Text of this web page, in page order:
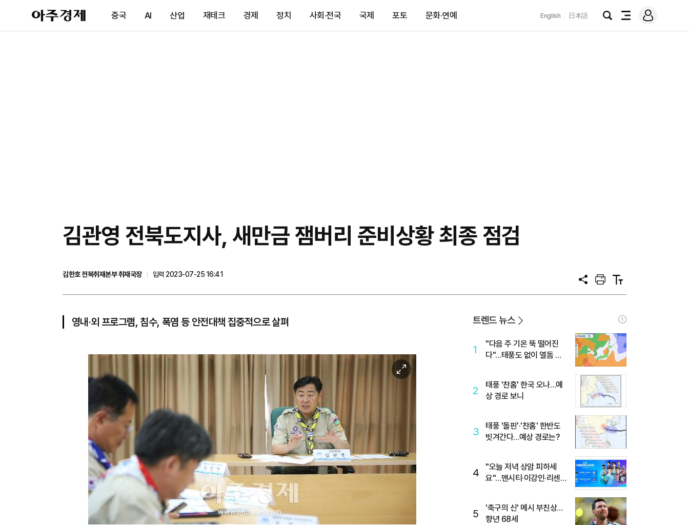
아
주
제
중국 AI 산업 재테크 경제 정치 사회·전국 국제 포토 문화·연예 English 日本語
검
전
메
그
김관영 전북도지사, 새만금 잼버리 준비상황 최종 점검
김한호 전북취재본부 취재국장
입력 2023-07-25 16:41
공
프
트
텍
트
영내‧외 프로그램, 침수, 폭염 등 안전대책 집중적으로 살펴
이
미
트렌드 뉴스
1
"다음 주 기온 뚝 떨어진
다"…태풍도 없이 열돔 박
2
태풍 '찬홈' 한국 오나…예
상 경로 보니
3
태풍 '돌핀'·'찬홈' 한반도
빗겨간다…예상 경로는?
4
"오늘 저녁 상암 피하세
요"…맨시티·이강인·리센느
5
'축구의 신' 메시 부친상…
향년 68세